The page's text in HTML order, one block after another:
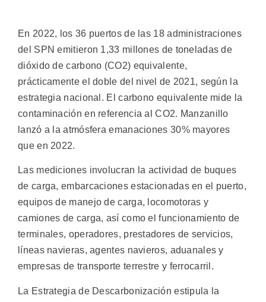
En 2022, los 36 puertos de las 18 administraciones
del SPN emitieron 1,33 millones de toneladas de
dióxido de carbono (CO2) equivalente,
prácticamente el doble del nivel de 2021, según la
estrategia nacional. El carbono equivalente mide la
contaminación en referencia al CO2. Manzanillo
lanzó a la atmósfera emanaciones 30% mayores
que en 2022.
Las mediciones involucran la actividad de buques
de carga, embarcaciones estacionadas en el puerto,
equipos de manejo de carga, locomotoras y
camiones de carga, así como el funcionamiento de
terminales, operadores, prestadores de servicios,
líneas navieras, agentes navieros, aduanales y
empresas de transporte terrestre y ferrocarril.
La Estrategia de Descarbonización estipula la